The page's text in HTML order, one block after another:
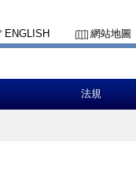
ENGLISH 網站地圖
法規